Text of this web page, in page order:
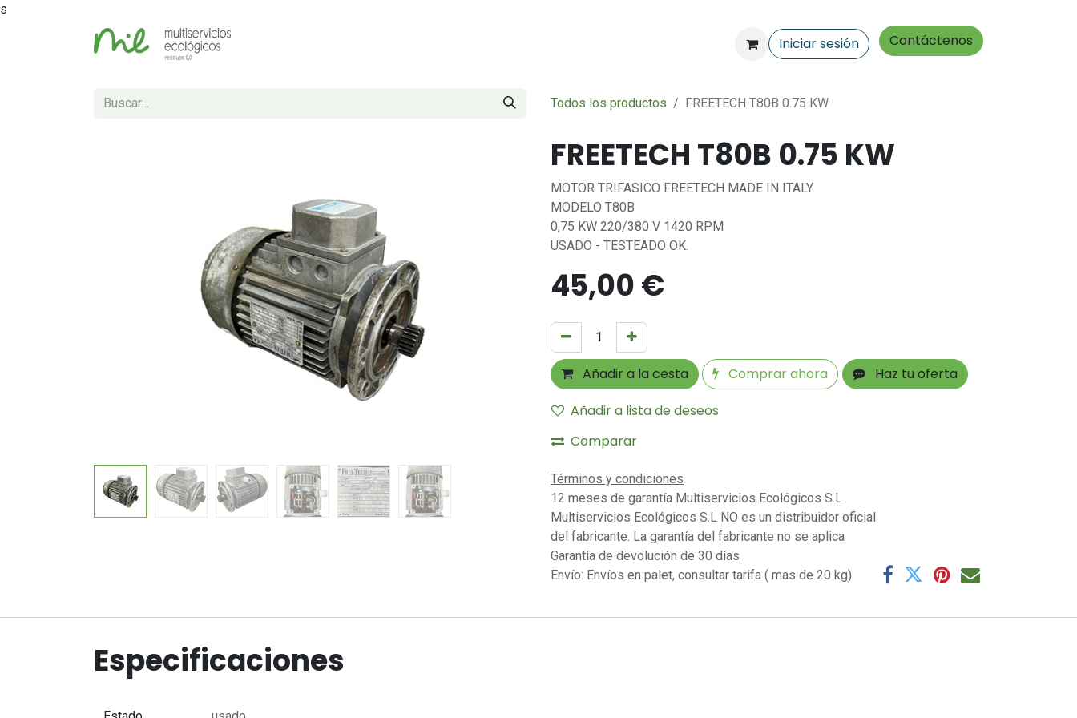
s
Iniciar sesión Contáctenos
Todos los productos FREETECH T80B 0.75 KW
FREETECH T80B 0.75 KW
MOTOR TRIFASICO FREETECH MADE IN ITALY
MODELO T80B
0,75 KW 220/380 V 1420 RPM
USADO - TESTEADO OK.
45,00€
Añadir a la cesta Comprar ahora
Haz tu oferta
Añadir a lista de deseos
Comparar
Términos y condiciones
12 meses de garantía Multiservicios Ecológicos S.L
Multiservicios Ecológicos S.L NO es un distribuidor oficial
del fabricante. La garantía del fabricante no se aplica
Garantía de devolución de 30 días
Envío: Envíos en palet, consultar tarifa ( mas de 20 kg)
Especificaciones